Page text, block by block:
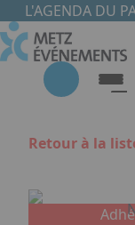
Aller au contenu
L'AGENDA DU
Retour à la
Panneau de